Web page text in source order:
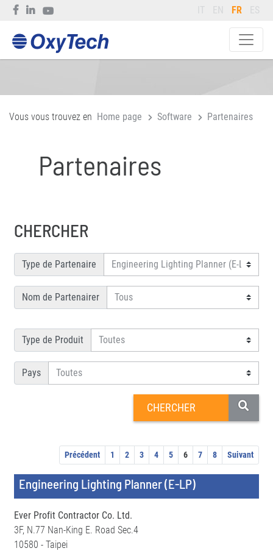
IT EN FR ES
Vous vous trouvez en Home page Software Partenaires
Partenaires
CHERCHER
Type de Partenaire
Nom de Partenairer
Type de Produit
Pays
Précédent 1 2 3 4 5 6 7 8 Suivant
Engineering Lighting Planner (E-LP)
Ever Profit Contractor Co. Ltd.
3F, N.77 Nan-King E. Road Sec.4
10580 - Taipei